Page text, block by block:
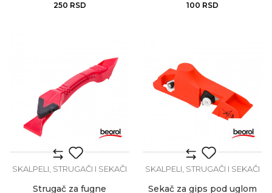
250 RSD 100 RSD
SKALPELI, STRUGAČI I SEKAČI
Strugač za fugne
SKALPELI, STRUGAČI I SEKAČI
Sekač za gips pod uglom